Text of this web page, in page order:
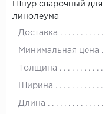
Шнур сварочный
линолеума
Доставка
Минимальная цена
Толщина
Ширина
Длина